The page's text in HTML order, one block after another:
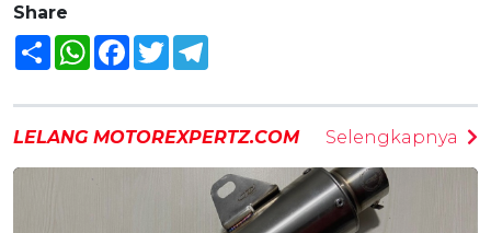
Share
Share WhatsAppFacebook
Twitter
LELANG MOTOREXPERTZ.COM Selengkapnya